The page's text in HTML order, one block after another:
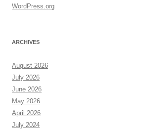
WordPress.org
ARCHIVES
August 2026
July 2026
June 2026
May 2026
April 2026
July 2024